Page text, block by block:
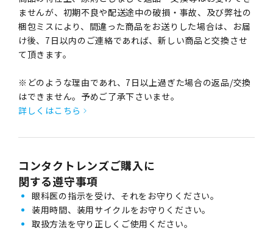
ませんが、初期不良や配送途中の破損・事故、及び弊社の
梱包ミスにより、間違った商品をお送りした場合は、お届
け後、7日以内のご連絡であれば、新しい商品と交換させ
て頂きます。
※どのような理由であれ、7日以上過ぎた場合の返品/交換
はできません。予めご了承下さいませ。
詳しくはこちら
コンタクトレンズご購入に
関する遵守事項
眼科医の指示を受け、それをお守りください。
装用時間、装用サイクルをお守りください。
取扱方法を守り正しくご使用ください。